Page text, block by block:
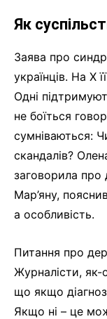
Як
Заява про
українців. На X
Одні
не боїться
сумніваються:
скандалів?
заговорила про
Мар’яну,
а особливість.
Питання про
Журналісти,
що якщо
Якщо ні – це